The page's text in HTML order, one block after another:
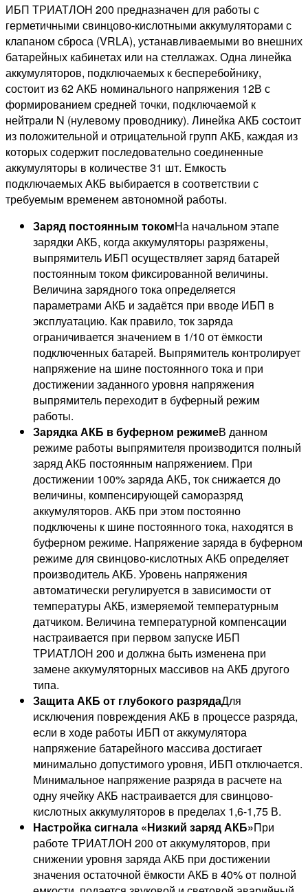
ИБП ТРИАТЛОН 200 предназначен для работы с
герметичными свинцово-кислотными аккумуляторами с
клапаном сброса (VRLA), устанавливаемыми во внешних
батарейных кабинетах или на стеллажах. Одна линейка
аккумуляторов, подключаемых к бесперебойнику,
состоит из 62 АКБ номинального напряжения 12В с
формированием средней точки, подключаемой к
нейтрали N (нулевому проводнику). Линейка АКБ состоит
из положительной и отрицательной групп АКБ, каждая из
которых содержит последовательно соединенные
аккумуляторы в количестве 31 шт. Емкость
подключаемых АКБ выбирается в соответствии с
требуемым временем автономной работы.
Заряд постоянным токомНа начальном этапе
зарядки АКБ, когда аккумуляторы разряжены,
выпрямитель ИБП осуществляет заряд батарей
постоянным током фиксированной величины.
Величина зарядного тока определяется
параметрами АКБ и задаётся при вводе ИБП в
эксплуатацию. Как правило, ток заряда
ограничивается значением в 1/10 от ёмкости
подключенных батарей. Выпрямитель контролирует
напряжение на шине постоянного тока и при
достижении заданного уровня напряжения
выпрямитель переходит в буферный режим
работы.
Зарядка АКБ в буферном режимеВ данном
режиме работы выпрямителя производится полный
заряд АКБ постоянным напряжением. При
достижении 100% заряда АКБ, ток снижается до
величины, компенсирующей саморазряд
аккумуляторов. АКБ при этом постоянно
подключены к шине постоянного тока, находятся в
буферном режиме. Напряжение заряда в буферном
режиме для свинцово-кислотных АКБ определяет
производитель АКБ. Уровень напряжения
автоматически регулируется в зависимости от
температуры АКБ, измеряемой температурным
датчиком. Величина температурной компенсации
настраивается при первом запуске ИБП
ТРИАТЛОН 200 и должна быть изменена при
замене аккумуляторных массивов на АКБ другого
типа.
Защита АКБ от глубокого разрядаДля
исключения повреждения АКБ в процессе разряда,
если в ходе работы ИБП от аккумулятора
напряжение батарейного массива достигает
минимально допустимого уровня, ИБП отключается.
Минимальное напряжение разряда в расчете на
одну ячейку АКБ настраивается для свинцово-
кислотных аккумуляторов в пределах 1,6-1,75 В.
Настройка сигнала «Низкий заряд АКБ»При
работе ТРИАТЛОН 200 от аккумуляторов, при
снижении уровня заряда АКБ при достижении
значения остаточной ёмкости АКБ в 40% от полной